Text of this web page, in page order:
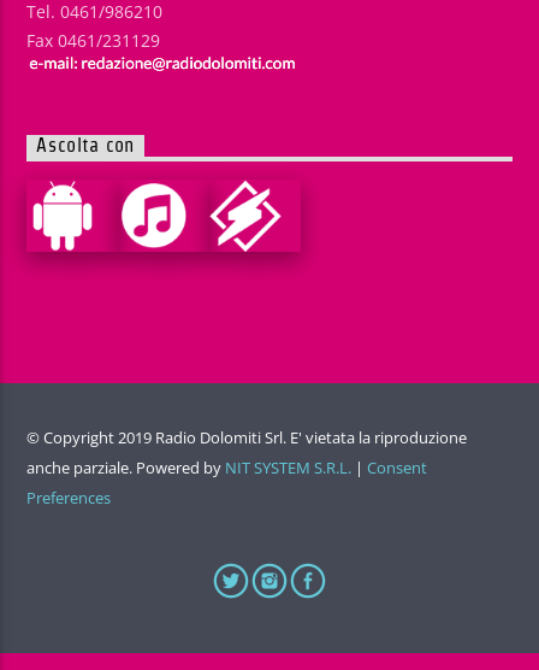
Tel. 0461/986210
Fax 0461/231129
Ascolta con
© Copyright 2019 Radio Dolomiti Srl. E' vietata la riproduzione
anche parziale. Powered by NIT SYSTEM S.R.L. | Consent
Preferences